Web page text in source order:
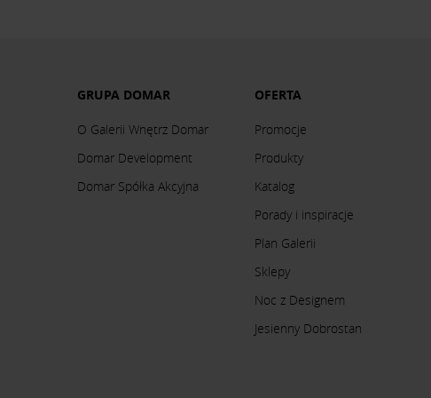
GRUPA DOMAR
O Galerii Wnętrz Domar
Domar Development
Domar Spółka Akcyjna
OFERTA
Promocje
Produkty
Katalog
Porady i inspiracje
Plan Galerii
Sklepy
Noc z Designem
Jesienny Dobrostan